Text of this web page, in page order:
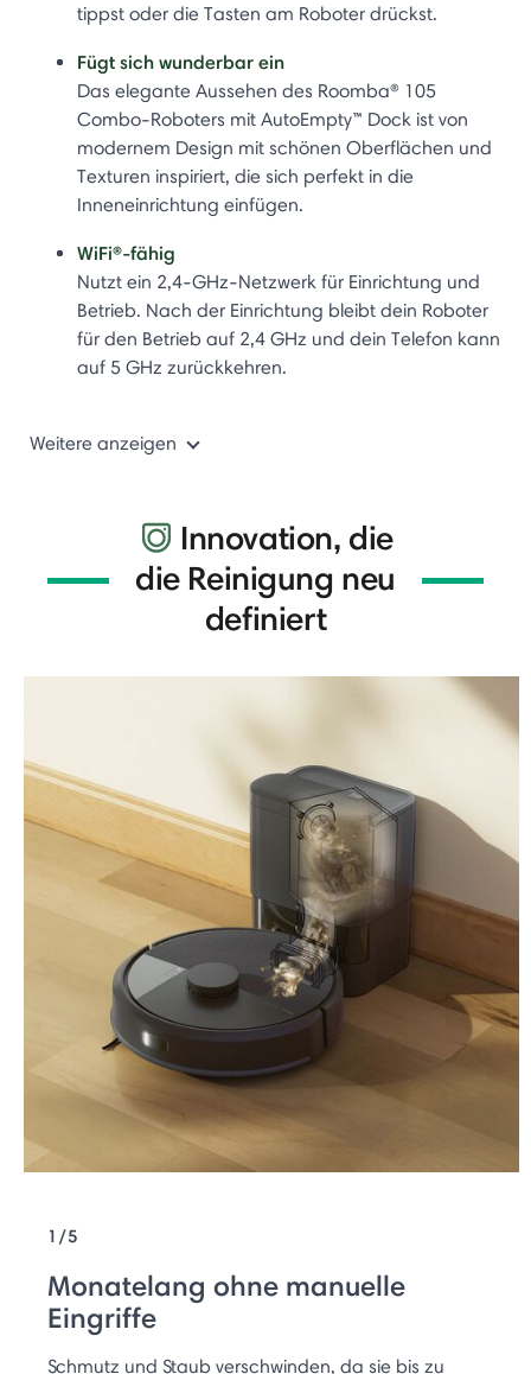
tippst oder die Tasten am Roboter drückst.
Fügt sich wunderbar ein
Das elegante Aussehen des Roomba® 105
Combo-Roboters mit AutoEmpty™ Dock ist von
modernem Design mit schönen Oberflächen und
Texturen inspiriert, die sich perfekt in die
Inneneinrichtung einfügen.
WiFi®-fähig
Nutzt ein 2,4-GHz-Netzwerk für Einrichtung und
Betrieb. Nach der Einrichtung bleibt dein Roboter
für den Betrieb auf 2,4 GHz und dein Telefon kann
auf 5 GHz zurückkehren.
Weitere anzeigen
Innovation, die
die Reinigung neu
definiert
1/5
Monatelang ohne manuelle
Eingriffe
Schmutz und Staub verschwinden, da sie bis zu